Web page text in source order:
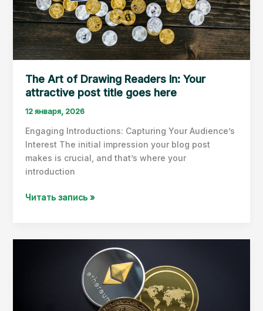
The Art of Drawing Readers In: Your
attractive post title goes here
12 января, 2026
Engaging Introductions: Capturing Your Audience’s
Interest The initial impression your blog post
makes is crucial, and that’s where your
introduction
The
Drawing
Читать запись »